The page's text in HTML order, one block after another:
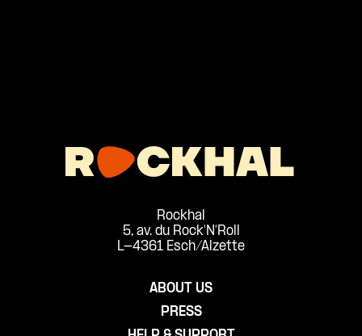
Rockhal
5, av. du Rock'N'Roll
L-4361 Esch/Alzette
ABOUT US
PRESS